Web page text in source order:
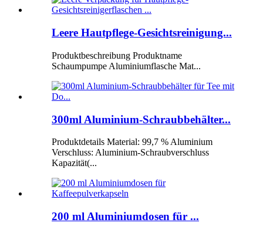
Leere Hautpflege-Gesichtsreinigung...
Produktbeschreibung Produktname
Schaumpumpe Aluminiumflasche Mat...
300ml Aluminium-Schraubbehälter...
Produktdetails Material: 99,7 % Aluminium
Verschluss: Aluminium-Schraubverschluss
Kapazität(...
200 ml Aluminiumdosen für ...